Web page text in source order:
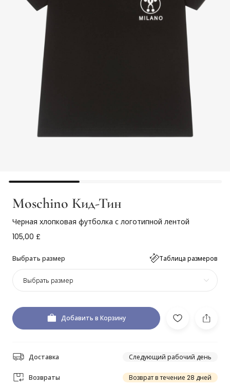
Moschino Кид-Тин
Черная хлопковая футболка с логотипной лентой
105,00 £
Выбрать размер Таблица размеров
Выбрать размер
Добавить в Корзину
Доставка Следующий рабочий день
Возвраты Возврат в течение 28 дней